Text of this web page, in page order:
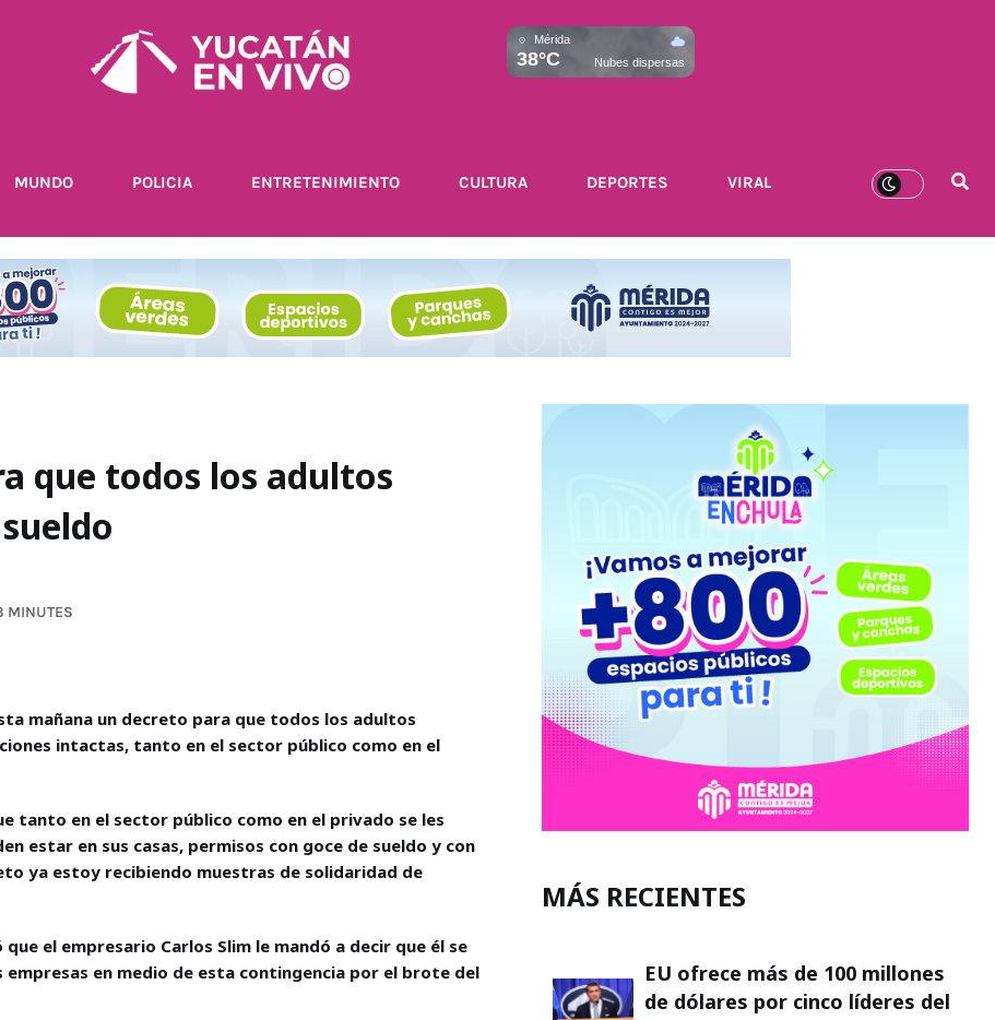
Mérida
38°C Nubes dispersas
MUNDO POLICIA ENTRETENIMIENTO CULTURA DEPORTES VIRAL
que todos los adultos
MINUTES
mañana un decreto para que todos los adultos
intactas, tanto en el sector público como en el
tanto en el sector público como en el privado se les
estar en sus casas, permisos con goce de sueldo y con
ya estoy recibiendo muestras de solidaridad de
el empresario Carlos Slim le mandó a decir que él se
en medio de esta contingencia por el brote del
MÁS RECIENTES
EU ofrece más de 100 millones
de dólares por cinco líderes del